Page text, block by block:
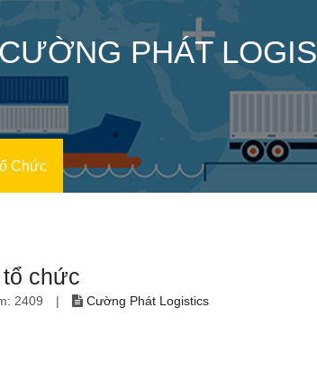
CƯỜNG PHÁT
Chức
chức
2409 | Cường Phát Logistics